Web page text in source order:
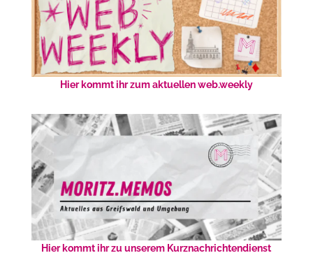
Hier kommt ihr zum aktuellen web.weekly
Hier kommt ihr zu unserem Kurznachrichtendienst